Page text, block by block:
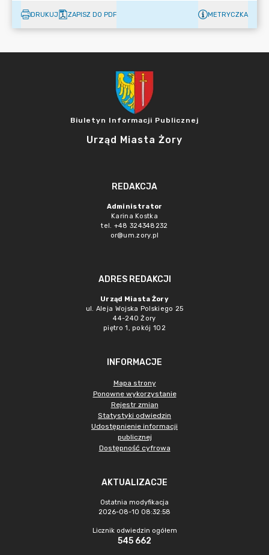
DRUKUJ ZAPISZ DO PDF METRYCZKA
Biuletyn Informacji Publicznej
Urząd Miasta Żory
REDAKCJA
Administrator
Karina Kostka
tel. +48 324348232
or@um.zory.pl
ADRES REDAKCJI
Urząd Miasta Żory
ul. Aleja Wojska Polskiego 25
44-240 Żory
piętro 1, pokój 102
INFORMACJE
Mapa strony
Ponowne wykorzystanie
Rejestr zmian
Statystyki odwiedzin
Udostępnienie informacji
publicznej
Dostępność cyfrowa
AKTUALIZACJE
Ostatnia modyfikacja
2026-08-10 08:32:58
Licznik odwiedzin ogółem
545 662